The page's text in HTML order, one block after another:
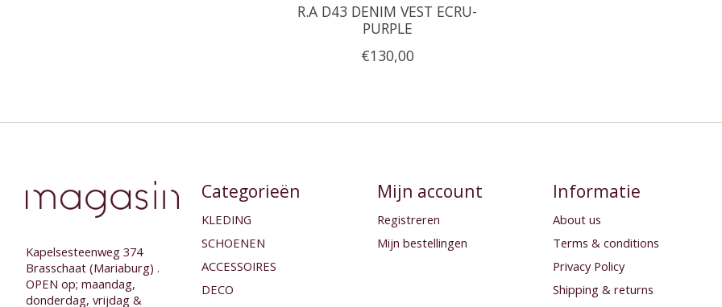
R.A D43 DENIM VEST ECRU-
PURPLE
€130,00
Kapelsesteenweg 374
Brasschaat (Mariaburg) .
OPEN op; maandag,
donderdag, vrijdag &
Categorieën
KLEDING
SCHOENEN
ACCESSOIRES
DECO
Mijn account
Registreren
Mijn bestellingen
Informatie
About us
Terms & conditions
Privacy Policy
Shipping & returns